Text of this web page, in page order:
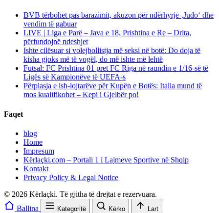
BVB tërbohet pas barazimit, akuzon për ndërhyrje ‚Judo‘ dhe
vendim të gabuar
LIVE | Liga e Parë – Java e 18, Prishtina e Re – Drita,
përfundojnë ndeshjet
Ishte cilësuar si volejbollistja më seksi në botë: Do doja të
kisha gjoks më të vogël, do më ishte më lehtë
Futsal: FC Prishtina 01 pret FC Riga në raundin e 1/16-së të
Ligës së Kampionëve të UEFA-s
Përplasja e ish-lojtarëve për Kupën e Botës: Italia mund të
mos kualifikohet – Kepi i Gjelbër po!
Faqet
blog
Home
Impresum
Kërlaçki.com – Portali 1 i Lajmeve Sportive në Shqip
Kontakt
Privacy Policy & Legal Notice
© 2026 Kërlaçki. Të gjitha të drejtat e rezervuara.
Ballina
Kategoritë Kërko Lart